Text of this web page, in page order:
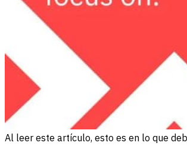
Al leer este artículo, esto es en lo que